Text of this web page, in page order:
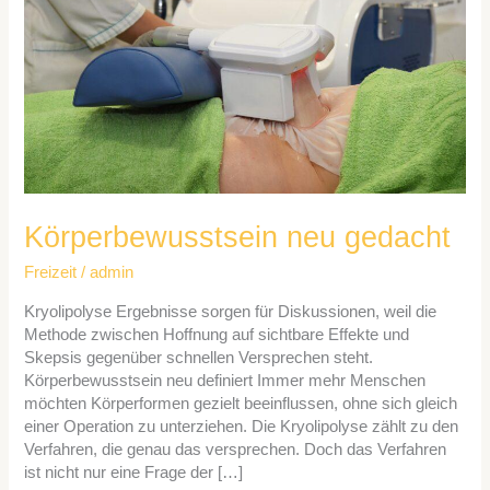
Körperbewusstsein neu gedacht
Freizeit /admin
Kryolipolyse Ergebnisse sorgen für Diskussionen, weil die
Methode zwischen Hoffnung auf sichtbare Effekte und
Skepsis gegenüber schnellen Versprechen steht.
Körperbewusstsein neu definiert Immer mehr Menschen
möchten Körperformen gezielt beeinflussen, ohne sich gleich
einer Operation zu unterziehen. Die Kryolipolyse zählt zu den
Verfahren, die genau das versprechen. Doch das Verfahren
ist nicht nur eine Frage der […]